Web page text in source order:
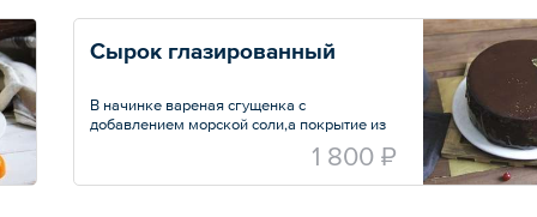
сладкий чизкейк с цитрусовой ноткой и
толокном.
Сырок глазированный
В начинке вареная сгущенка с
добавлением морской соли,а покрытие из
шоколадной зеркальной глазури на основе
На выбор:
1 800 ₽